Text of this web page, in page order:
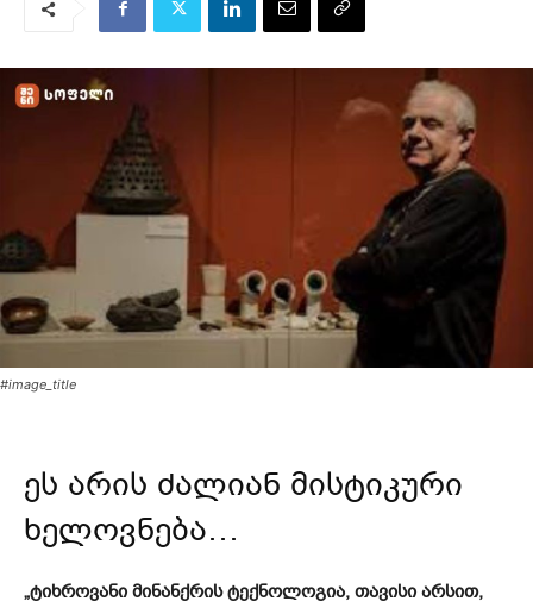
#image_title
ეს არის ძალიან მისტიკური
ხელოვნება…
„ტიხროვანი მინანქრის ტექნოლოგია, თავისი არსით,